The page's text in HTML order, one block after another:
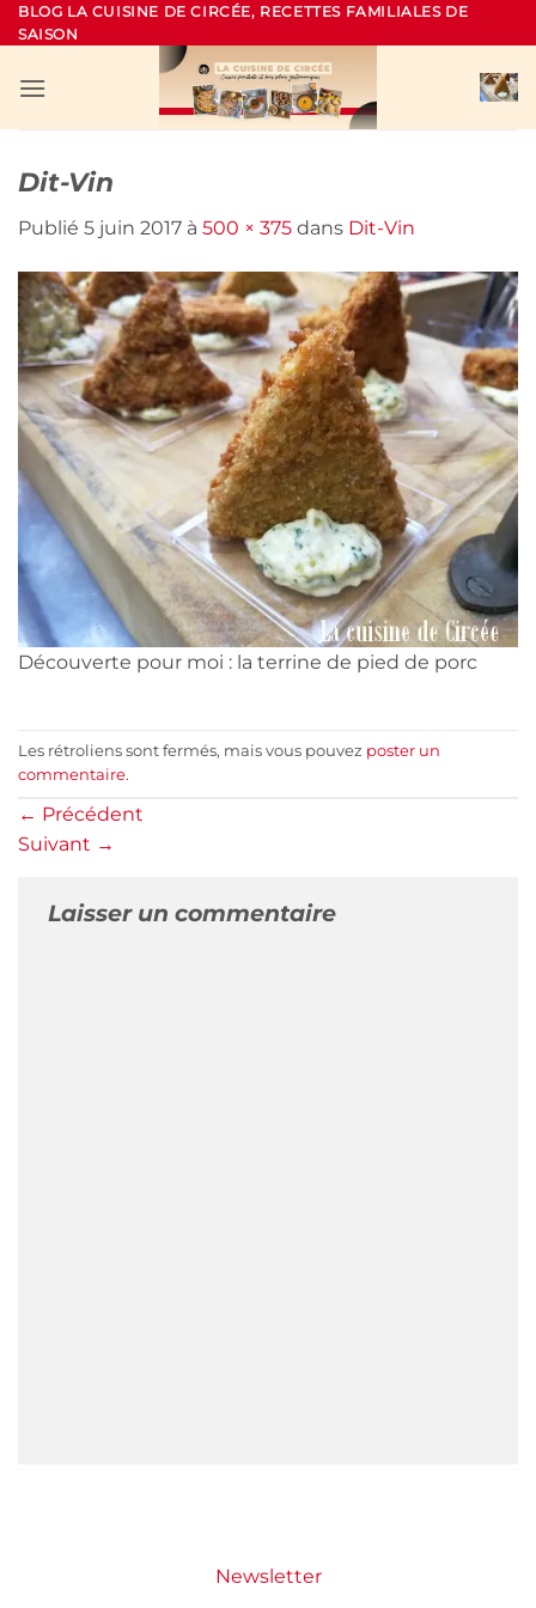
Passer
au
BLOG LA CUISINE DE CIRCÉE, RECETTES FAMILIALES DE
SAISON
Dit-Vin
Publié 5 juin 2017 à 500 × 375 dans Dit-Vin
Découverte pour moi : la terrine de pied de porc
Les rétroliens sont fermés, mais vous pouvez poster un
commentaire.
← Précédent
Suivant →
Laisser un commentaire
Newsletter